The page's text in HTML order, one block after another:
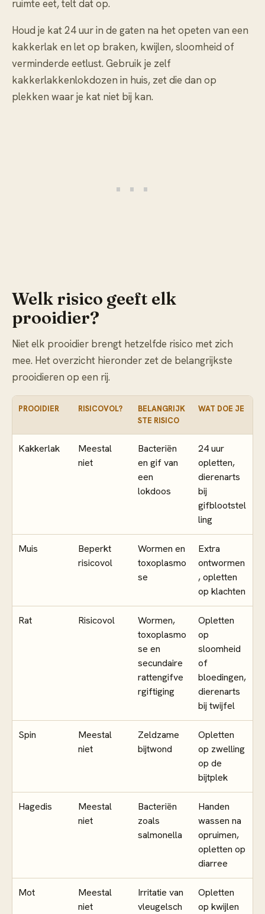
ruimte eet, telt dat op.
Houd je kat 24 uur in de gaten na het opeten van een
kakkerlak en let op braken, kwijlen, sloomheid of
verminderde eetlust. Gebruik je zelf
kakkerlakkenlokdozen in huis, zet die dan op
plekken waar je kat niet bij kan.
Welk risico geeft elk
prooidier?
Niet elk prooidier brengt hetzelfde risico met zich
mee. Het overzicht hieronder zet de belangrijkste
prooidieren op een rij.
PROOIDIER RISICOVOL?
BELANGRIJK
STE RISICO
WAT DOE JE
Kakkerlak
Meestal
niet
Bacteriën
en gif van
een
lokdoos
24 uur
opletten,
dierenarts
bij
gifblootstel
ling
Muis
Beperkt
risicovol
Wormen en
toxoplasmo
se
Extra
ontwormen
, opletten
op klachten
Rat Risicovol
Wormen,
toxoplasmo
se en
secundaire
rattengifve
rgiftiging
Opletten
op
sloomheid
of
bloedingen,
dierenarts
bij twijfel
Spin
Meestal
niet
Zeldzame
bijtwond
Opletten
op zwelling
op de
bijtplek
Hagedis
Meestal
niet
Bacteriën
zoals
salmonella
Handen
wassen na
opruimen,
opletten op
diarree
Mot
Meestal
niet
Irritatie van
vleugelsch
Opletten
op kwijlen